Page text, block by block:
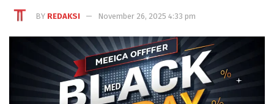
BY REDAKSI November 26, 2025 4:33 pm